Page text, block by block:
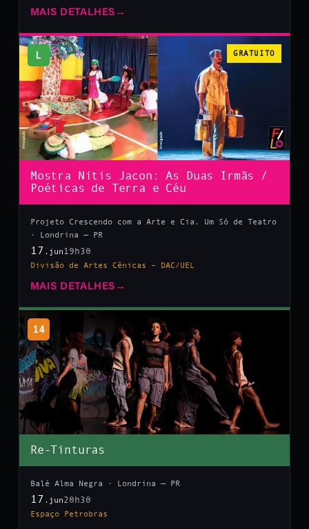
MAIS DETALHES →
L GRATUITO
Mostra Nitis Jacon: As Duas Irmãs /
Poéticas de Terra e Céu
Projeto Crescendo com a Arte e Cia. Um Só de Teatro
· Londrina — PR
17 .jun 19h30
Divisão de Artes Cênicas – DAC/UEL
MAIS DETALHES →
14
Re-Tinturas
Balé Alma Negra · Londrina — PR
17 .jun20h30
Espaço Petrobras